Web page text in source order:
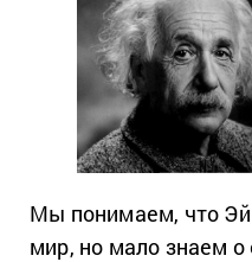
Мы понимаем, что
мир, но мало знаем о